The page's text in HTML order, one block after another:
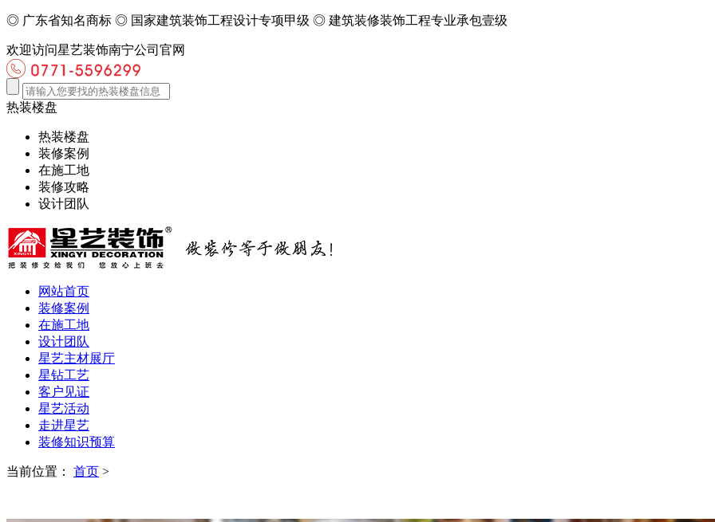
◎ 广东省知名商标 ◎ 国家建筑装饰工程设计专项甲级 ◎ 建筑装修装饰工程专业承包壹级
欢迎访问星艺装饰南宁公司官网
热装楼盘
热装楼盘
装修案例
在施工地
装修攻略
设计团队
网站首页
装修案例
在施工地
设计团队
星艺主材展厅
星钻工艺
客户见证
星艺活动
走进星艺
装修知识预算
当前位置： 首页 >